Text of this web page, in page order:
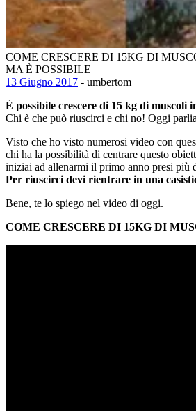
COME CRESCERE DI 15KG DI
MA È POSSIBILE
13 Giugno 2017 - umbertom
È possibile crescere di 15 kg di muscoli
Chi è che può riuscirci e chi no! Oggi
Visto che ho visto numerosi video con
chi ha la possibilità di centrare questo
iniziai ad allenarmi il primo anno presi più
Per riuscirci devi rientrare in una
Bene, te lo spiego nel video di oggi.
COME CRESCERE DI 15KG DI